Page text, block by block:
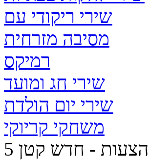
שירי ריקודי עם
מסיבה מזרחית
רמיקס
שירי חג ומועד
שירי יום הולדת
משחקי קריוקי
5 הצעות - חדש קטן